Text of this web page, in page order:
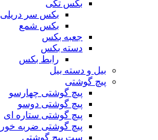
بکس تکی
بکس سر دریلی
بکس شمع
جعبه بکس
دسته بکس
رابط بکس
بیل و دسته بیل
پیچ گوشتی
پیچ گوشتی چهارسو
پیچ گوشتی دوسو
پیچ گوشتی ستاره‌ ای
پیچ گوشتی ضربه خور
ست پیچ گوشتی